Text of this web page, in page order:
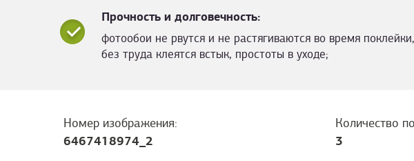
Прочность и долговечность:
фотообои не рвутся и не растягиваются во время поклейки,
без труда клеятся встык, простоты в уходе;
Номер изображения:
6467418974_2
Количество
3